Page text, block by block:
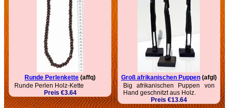
Runde Perlenkette (affq)
Runde Perlen Holz-Kette
Preis €3.64
Groß afrikanischen Puppen(afgl)
Big afrikanischen Puppen von
Hand geschnitzt aus Holz.
Preis €13.64